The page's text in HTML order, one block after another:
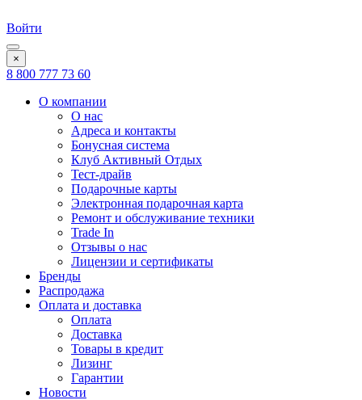
Войти
×
8 800 777 73 60
О компании
О нас
Адреса и контакты
Бонусная система
Клуб Активный Отдых
Тест-драйв
Подарочные карты
Электронная подарочная карта
Ремонт и обслуживание техники
Trade In
Отзывы о нас
Лицензии и сертификаты
Бренды
Распродажа
Оплата и доставка
Оплата
Доставка
Товары в кредит
Лизинг
Гарантии
Новости